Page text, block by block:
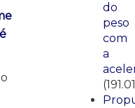
do
peso
com
a